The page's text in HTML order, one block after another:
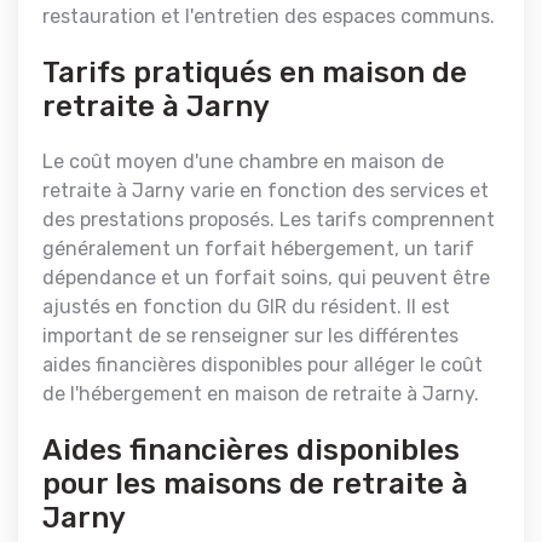
restauration et l'entretien des espaces communs.
Tarifs pratiqués en maison de
retraite à Jarny
Le coût moyen d'une chambre en maison de
retraite à Jarny varie en fonction des services et
des prestations proposés. Les tarifs comprennent
généralement un forfait hébergement, un tarif
dépendance et un forfait soins, qui peuvent être
ajustés en fonction du GIR du résident. Il est
important de se renseigner sur les différentes
aides financières disponibles pour alléger le coût
de l'hébergement en maison de retraite à Jarny.
Aides financières disponibles
pour les maisons de retraite à
Jarny